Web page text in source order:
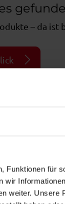
Funktionen für
wir
weiter. Unsere
– da ist